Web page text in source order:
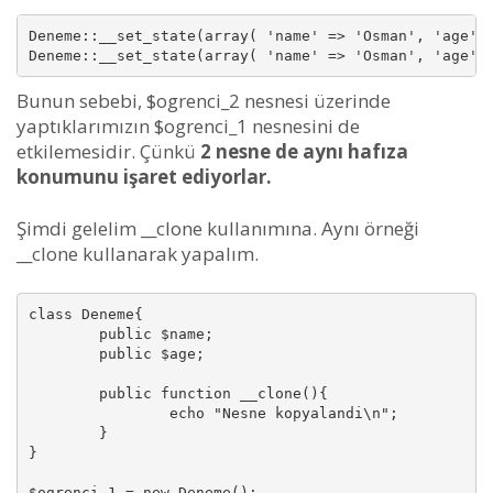
Deneme::__set_state(array( 'name' => 'Osman', 'age'
Deneme::__set_state(array( 'name' => 'Osman', 'age'
Bunun sebebi, $ogrenci_2 nesnesi üzerinde
yaptıklarımızın $ogrenci_1 nesnesini de
etkilemesidir. Çünkü 2 nesne de aynı hafıza
konumunu işaret ediyorlar.
Şimdi gelelim __clone kullanımına. Aynı örneği
__clone kullanarak yapalım.
class Deneme{
}